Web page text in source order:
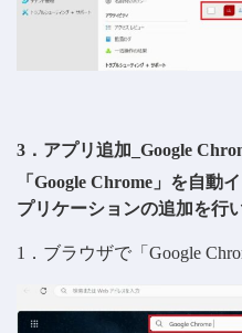
3．アプリ追加_Google
「Google Chrome」を自動
プリケーションの追加を行
1．ブラウザで「Google